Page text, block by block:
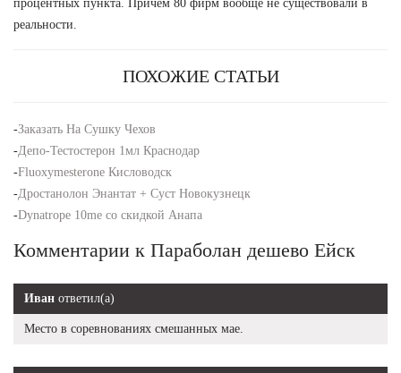
процентных пункта. Причём 80 фирм вообще не существовали в
реальности.
ПОХОЖИЕ СТАТЬИ
-Заказать На Сушку Чехов
-Депо-Тестостерон 1мл Краснодар
-Fluoxymesterone Кисловодск
-Дростанолон Энантат + Суст Новокузнецк
-Dynatrope 10me со скидкой Анапа
Комментарии к Параболан дешево Ейск
Иван ответил(а)
Место в соревнованиях смешанных мае.